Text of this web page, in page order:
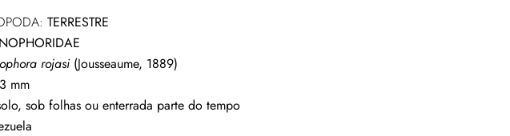
TERRESTRE
rojasi(Jousseaume, 1889)
3 mm
sob folhas ou enterrada parte do tempo